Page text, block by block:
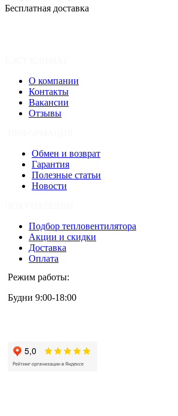
Бесплатная доставка
О компании
Контакты
Вакансии
Отзывы
Обмен и возврат
Гарантия
Полезные статьи
Новости
Подбор тепловентилятора
Акции и скидки
Доставка
Оплата
Режим работы:
Будни 9:00-18:00